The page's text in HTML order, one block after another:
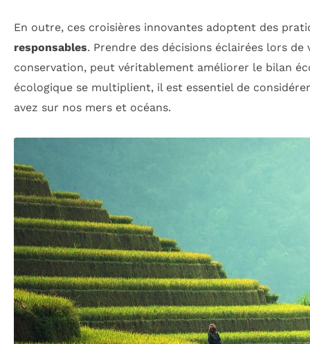
En outre, ces croisières innovantes adoptent des
responsables. Prendre des décisions éclairées lors
conservation, peut véritablement améliorer le bilan
écologique se multiplient, il est essentiel de
avez sur nos mers et océans.